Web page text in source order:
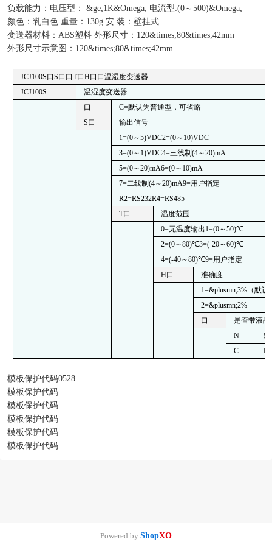
负载能力：电压型： &ge;1K&Omega; 电流型:(0～500)&Omega;
颜色：乳白色 重量：130g 安 装：壁挂式
变送器材料：ABS塑料 外形尺寸：120&times;80&times;42mm
外形尺寸示意图：120&times;80&times;42mm
JCJ100S口S口口T口H口口温湿度变送器
JCJ100S
温湿度变送器
口
C=默认为普通型，可省略
S口
输出信号
1=(0～5)VDC2=(0～ 10)VDC
3=(0～ 1)VDC4=三线制(4～20)mA
5=(0～20)mA6=(0～ 10)mA
7=二线制(4～20)mA9=用户指定
R2=RS232R4=RS485
T口
温度范围
0=无温度输出1=(0～50)℃
2=(0～80)℃3=(-20～60)℃
4=(-40～80)℃9=用户指定
H口
准确度
1=&plusmn;3% （默认
2=&plusmn;2%
口
是否带液晶
N
C
模板保护代码0528
模板保护代码
模板保护代码
模板保护代码
模板保护代码
模板保护代码
Powered by ShopXO